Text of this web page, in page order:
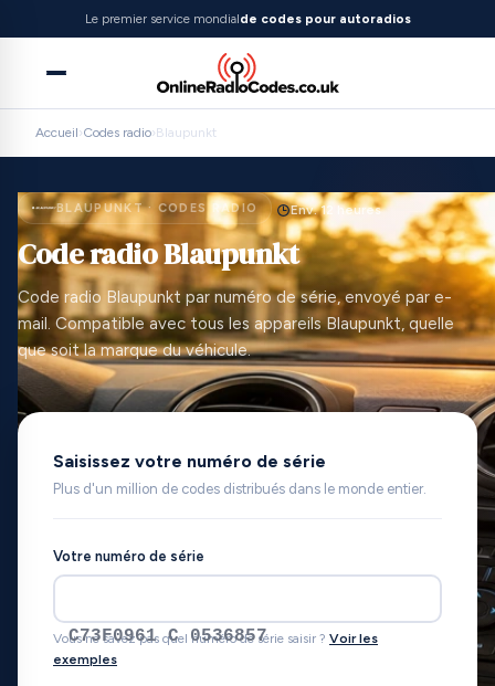
Le premier service mondialde codes pour autoradios
Accueil›Codes radio›Blaupunkt
BLAUPUNKT · CODES RADIO Env. 12 heures
Code radio Blaupunkt
Code radio Blaupunkt par numéro de série, envoyé par e-
mail. Compatible avec tous les appareils Blaupunkt, quelle
que soit la marque du véhicule.
Saisissez votre numéro de série
Plus d'un million de codes distribués dans le monde entier.
Votre numéro de série
C73F0961 C 0536857
Vous ne savez pas quel numéro de série saisir ? Voir les
exemples